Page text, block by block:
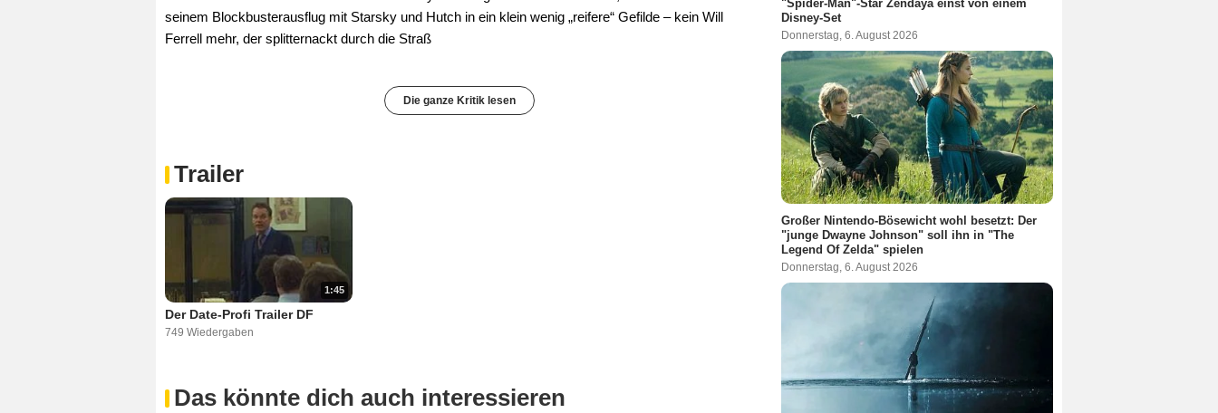
seinem Blockbusterausflug mit Starsky und Hutch in ein klein wenig „reifere“ Gefilde – kein Will
Ferrell mehr, der splitternackt durch die Straß
Die ganze Kritik lesen
Trailer
1:45
Der Date-Profi Trailer DF
749 Wiedergaben
Das könnte dich auch interessieren
"Spider-Man"-Star Zendaya einst von einem
Disney-Set
Donnerstag, 6. August 2026
Großer Nintendo-Bösewicht wohl besetzt: Der
"junge Dwayne Johnson" soll ihn in "The
Legend Of Zelda" spielen
Donnerstag, 6. August 2026